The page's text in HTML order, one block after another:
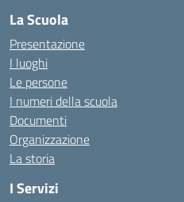
La Scuola
Presentazione
I luoghi
Le persone
I numeri della scuola
Documenti
Organizzazione
La storia
I Servizi